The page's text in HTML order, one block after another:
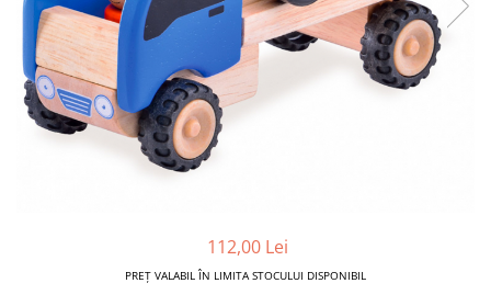
LEAGANE PENTRU COPII
BALANSOAR COPII
CASUTE SI CORTURI COPII
TROTINETE COPII
MAŞINUŢE DE ÎMPINS
BICICLETA FARA PEDALE
JOCURI DE ROL
CĂRUCIOARE COPII
CĂRUCIOARE 3 IN 1
CĂRUCIOARE 2 in 1
CĂRUCIOARE SPORT
MARSUPII SI HAMURI
TARCURI DE JOACA
Dino Bikes
Djeco
Egmont Toys
Eichhorn
112,00 Lei
PREȚ VALABIL ÎN LIMITA STOCULUI DISPONIBIL